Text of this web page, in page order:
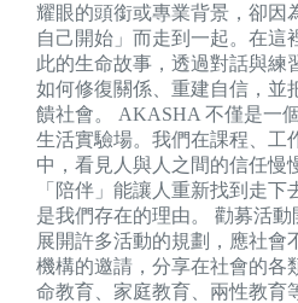
耀眼的頭銜或專業背景，卻因
自己開始」而走到一起。在這
此的生命故事，透過對話與練
如何修復關係、重建自信，並
饋社會。 AKASHA 不僅是一
生活實驗場。我們在課程、工
中，看見人與人之間的信任慢
「陪伴」能讓人重新找到走下
是我們存在的理由。 勸募活
展開許多活動的規劃，應社會
機構的邀請，分享在社會的各
命教育、家庭教育、兩性教育